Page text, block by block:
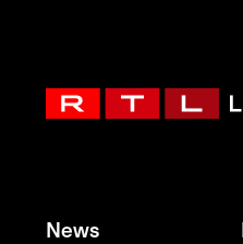
News